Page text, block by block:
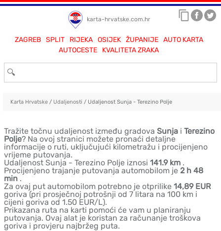
karta-hrvatske.com.hr
ZAGREB SPLIT RIJEKA OSIJEK ŽUPANIJE
AUTO KARTA
AUTOCESTE
KVALITETA ZRAKA
Karta Hrvatske/ Udaljenosti / Udaljenost Sunja - Terezino Polje
Tražite točnu udaljenost između gradova Sunja i Terezino
Polje? Na ovoj stranici možete pronaći detaljne
informacije o ruti, uključujući kilometražu i procijenjeno
vrijeme putovanja.
Udaljenost Sunja - Terezino Polje iznosi 141.9 km .
Procijenjeno trajanje putovanja automobilom je 2 h 48
min .
Za ovaj put automobilom potrebno je otprilike 14,89 EUR
goriva (pri prosječnoj potrošnji od 7 litara na 100 km i
cijeni goriva od 1.50 EUR/L).
Prikazana ruta na karti pomoći će vam u planiranju
putovanja. Ovaj alat je koristan za računanje troškova
goriva i provjeru najbržeg puta.